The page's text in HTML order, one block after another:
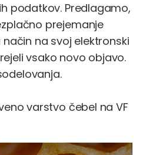
podatkov. Predlagamo,
prejemanje
na svoj elektronski
vsako novo objavo.
varstvo čebel na VF